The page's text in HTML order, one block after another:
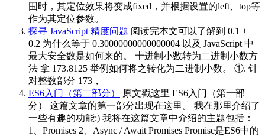
围时，其定位效果将变成fixed，并根据设置的left、top等
作为其定位参数。
探寻 JavaScript 精度问题 阅读完本文可以了解到 0.1 +
0.2 为什么等于 0.30000000000000004 以及 JavaScript 中
最大安全数是如何来的。 十进制小数转为二进制小数方
法 拿 173.8125 举例如何将之转化为二进制小数。 ①. 针
对整数部分 173，
ES6入门（第二部分）
原文戳这里 ES6入门（第一部
分） 这篇文章的第一部分出现在这里。 我在那里介绍了
一些有趣的功能:) 我将在这篇文章中介绍的主题包括：
1、Promises 2、Async / Await Promises Promise是ES6中的